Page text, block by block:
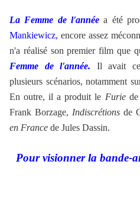
La Femme de l'année a été
Mankiewicz, encore assez
n'a réalisé son premier film que
Femme de l'année. Il avait
plusieurs scénarios, notamment
En outre, il a produit le Furiede
Frank Borzage, Indiscrétions de
en France de Jules Dassin.
Pour visionner la bande-